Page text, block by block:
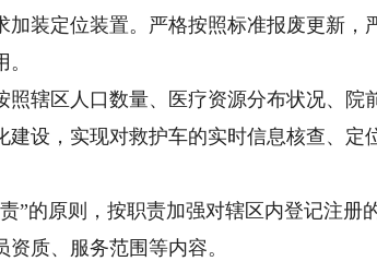
加装定位装置。严格按照标准报废更新
区人口数量、医疗资源分布状况、院
建设，实现对救护车的实时信息核查、
的原则，按职责加强对辖区内登记注册
质、服务范围等内容。